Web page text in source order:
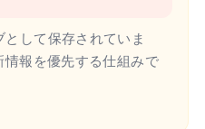
して保存されていま
報を優先する仕組みで